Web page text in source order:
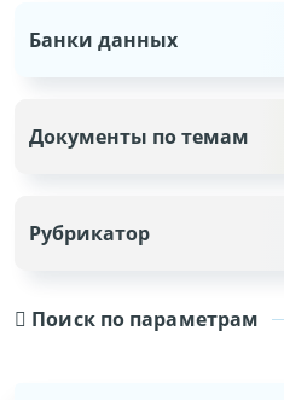
Поиск по параметрам
Банки данных
Документы по темам
Рубрикатор